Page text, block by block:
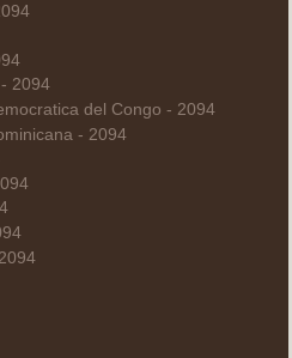
2094
del Congo - 2094
- 2094